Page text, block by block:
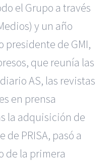
el Grupo a través
y un año
presidente de GMI,
que reunía las
AS, las revistas
en prensa
la adquisición de
PRISA, pasó a
de la primera